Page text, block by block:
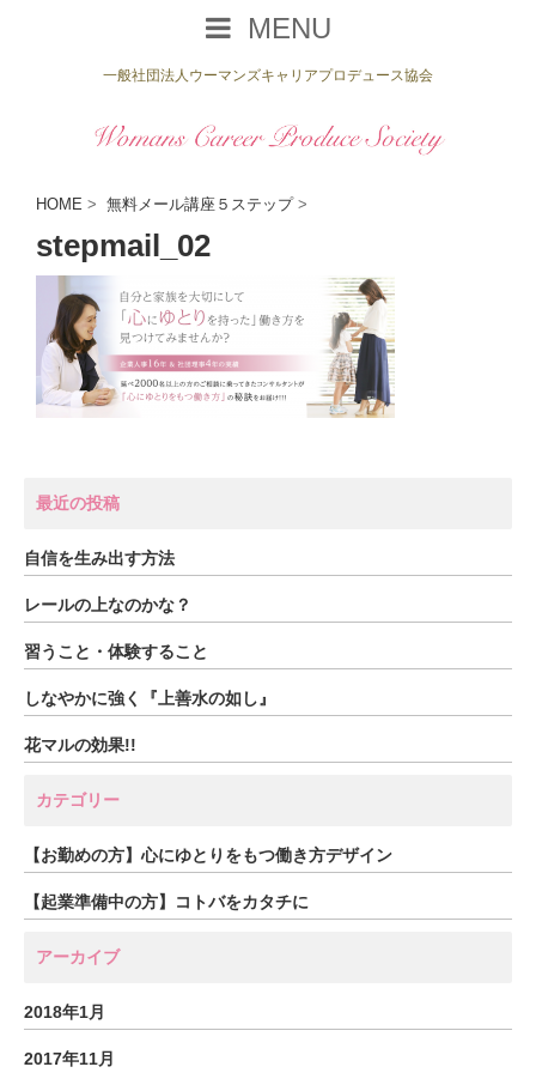
MENU
一般社団法人ウーマンズキャリアプロデュース協会
HOME > 無料メール講座５ステップ>
stepmail_02
最近の投稿
自信を生み出す方法
レールの上なのかな？
習うこと・体験すること
しなやかに強く『上善水の如し』
花マルの効果!!
カテゴリー
【お勤めの方】心にゆとりをもつ働き方デザイン
【起業準備中の方】コトバをカタチに
アーカイブ
2018年1月
2017年11月